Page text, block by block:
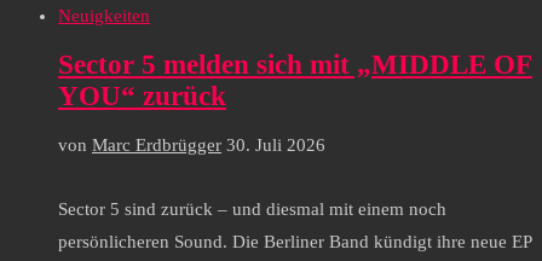
Neuigkeiten
Sector 5 melden sich mit „MIDDLE OF
YOU“ zurück
von Marc Erdbrügger 30. Juli 2026
Sector 5 sind zurück – und diesmal mit einem noch
persönlicheren Sound. Die Berliner Band kündigt ihre neue EP